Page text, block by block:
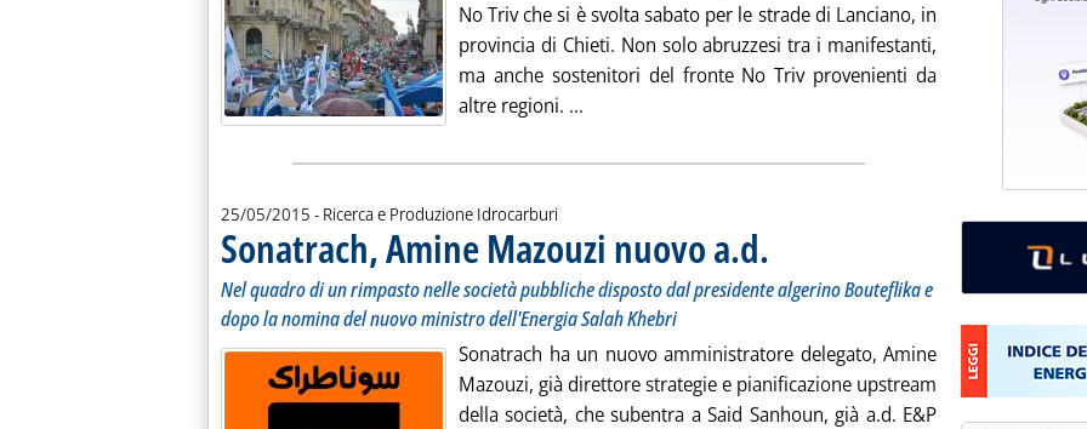
No Triv che si è svolta sabato per le strade di Lanciano, in
provincia di Chieti. Non solo abruzzesi tra i manifestanti,
ma anche sostenitori del fronte No Triv provenienti da
altre regioni. ... Leggi tutta la notizia: 'Upstream Abruzzo, corteo No Triv
25/05/2015 - Ricerca e Produzione Idrocarburi
Sonatrach, Amine Mazouzi nuovo a.d.
Nel quadro di un rimpasto nelle società pubbliche disposto dal presidente algerino Bouteflika e
dopo la nomina del nuovo ministro dell'Energia Salah Khebri
Sonatrach ha un nuovo amministratore delegato, Amine
Mazouzi, già direttore strategie e pianificazione upstream
della società, che subentra a Said Sanhoun, già a.d. E&P